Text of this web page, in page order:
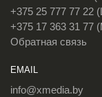
+375 25 777 77 22
+375 17 363 31 77
Обратная связь
EMAIL
info@xmedia.by